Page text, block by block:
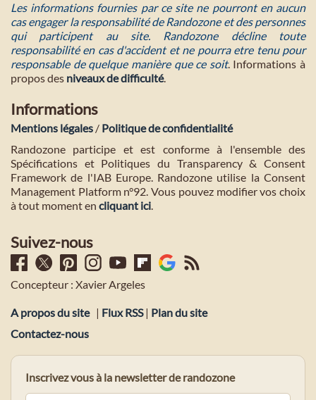
Les informations fournies par ce site ne pourront en aucun
cas engager la responsabilité de Randozone et des personnes
qui participent au site. Randozone décline toute
responsabilité en cas d'accident et ne pourra etre tenu pour
responsable de quelque manière que ce soit. Informations à
propos des niveaux de difficulté.
Informations
Mentions légales / Politique de confidentialité
Randozone participe et est conforme à l'ensemble des
Spécifications et Politiques du Transparency & Consent
Framework de l'IAB Europe. Randozone utilise la Consent
Management Platform n°92. Vous pouvez modifier vos choix
à tout moment en cliquant ici.
Suivez-nous
Concepteur : Xavier Argeles
A propos du site | Flux RSS| Plan du site
Contactez-nous
Inscrivez vous à la newsletter de randozone